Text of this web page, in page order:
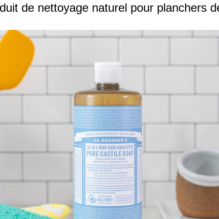
de nettoyage naturel pour planchers